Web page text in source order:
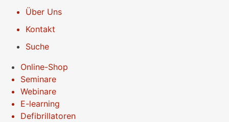
Über Uns
Kontakt
Suche
Online-Shop
Seminare
Webinare
E-learning
Defibrillatoren